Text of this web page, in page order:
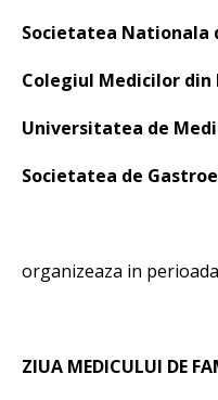
Societatea Nationala
Colegiul Medicilor din
Universitatea de
Societatea de
organizeaza in perioada
ZIUA MEDICULUI DE